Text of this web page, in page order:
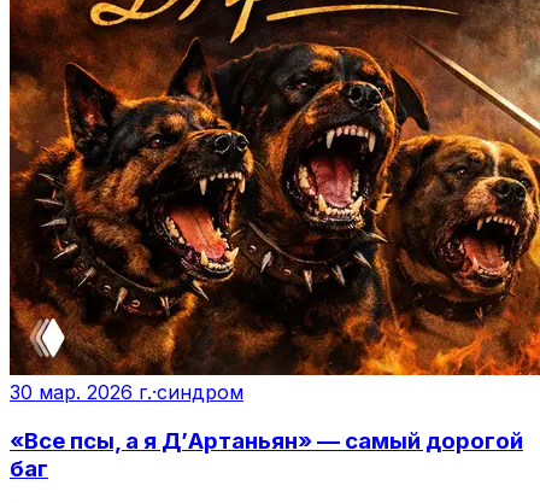
30 мар. 2026 г.·синдром
«Все псы, а я Д’Артаньян» — самый дорогой
баг